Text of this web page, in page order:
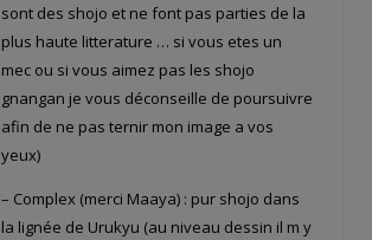
sont des shojo et ne font pas parties de la
plus haute litterature … si vous etes un
mec ou si vous aimez pas les shojo
gnangan je vous déconseille de poursuivre
afin de ne pas ternir mon image a vos
yeux)
– Complex (merci Maaya) : pur shojo dans
la lignée de Urukyu (au niveau dessin il m y